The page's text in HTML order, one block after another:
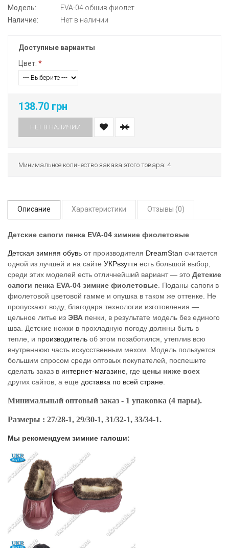
Модель:
EVA-04 обшив фиолет
Наличие:
Нет в наличии
Доступные варианты
Цвет: *
138.70 грн
НЕТ В НАЛИЧИИ
Минимальное количество заказа этого товара: 4
Описание Характеристики Отзывы (0)
Детские сапоги пенка EVA-04 зимние фиолетовые
Детская зимняя обувь от производителя DreamStan считается
одной из лучшей и на сайте УКРвзуття есть большой выбор,
среди этих моделей есть отличнейший вариант — это Детские
сапоги пенка EVA-04 зимние фиолетовые . Поданы сапоги в
фиолетовой цветовой гамме и опушка в таком же оттенке. Не
пропускают воду, благодаря технологии изготовления —
цельное литье из ЭВА пенки, в результате модель без единого
шва. Детские ножки в прохладную погоду должны быть в
тепле, и производитель об этом позаботился, утеплив всю
внутреннюю часть искусственным мехом. Модель пользуется
большим спросом среди оптовых покупателей, поспешите
сделать заказ в интернет-магазине , где цены ниже всех
других сайтов, а еще доставка по всей стране
Минимальный оптовый заказ - 1 упаковка (4 пары).
Размеры : 27/28-1, 29/30-1, 31/32-1, 33/34-1.
Мы рекомендуем зимние галоши: